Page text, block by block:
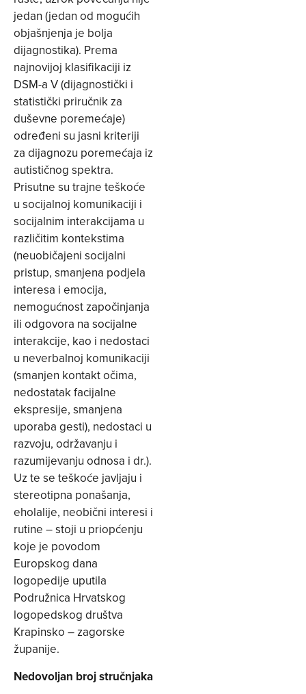
jedan (jedan od mogućih
objašnjenja je bolja
dijagnostika). Prema
najnovijoj klasifikaciji iz
DSM-a V (dijagnostički i
statistički priručnik za
duševne poremećaje)
određeni su jasni kriteriji
za dijagnozu poremećaja iz
autističnog spektra.
Prisutne su trajne teškoće
u socijalnoj komunikaciji i
socijalnim interakcijama u
različitim kontekstima
(neuobičajeni socijalni
pristup, smanjena podjela
interesa i emocija,
nemogućnost započinjanja
ili odgovora na socijalne
interakcije, kao i nedostaci
u neverbalnoj komunikaciji
(smanjen kontakt očima,
nedostatak facijalne
ekspresije, smanjena
uporaba gesti), nedostaci u
razvoju, održavanju i
razumijevanju odnosa i dr.).
Uz te se teškoće javljaju i
stereotipna ponašanja,
eholalije, neobični interesi i
rutine – stoji u priopćenju
koje je povodom
Europskog dana
logopedije uputila
Podružnica Hrvatskog
logopedskog društva
Krapinsko – zagorske
županije.
Nedovoljan broj stručnjaka